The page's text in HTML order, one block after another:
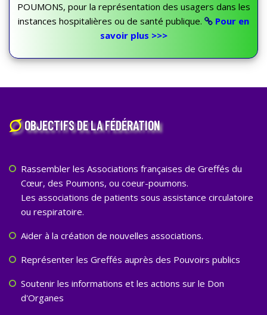
POUMONS, pour la représentation des usagers dans les
instances hospitalières ou de santé publique.
Pour en
savoir plus >>>
OBJECTIFS DE LA FÉDÉRATION
Rassembler les Associations françaises de Greffés du
Cœur, des Poumons, ou coeur-poumons.
Les associations de patients sous assistance circulatoire
ou respiratoire.
Aider à la création de nouvelles associations.
Représenter les Greffés auprès des Pouvoirs publics
Soutenir les informations et les actions sur le Don
d'Organes